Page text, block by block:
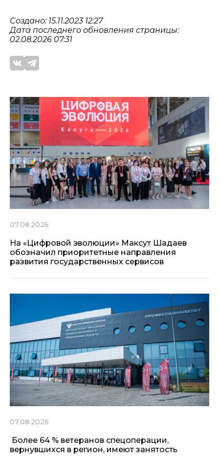
Создано: 15.11.2023 12:27
Дата последнего обновления страницы:
02.08.2026 07:31
07.08.2026
На «Цифровой эволюции» Максут Шадаев
обозначил приоритетные направления
развития государственных сервисов
07.08.2026
Более 64 % ветеранов спецоперации,
вернувшихся в регион, имеют занятость